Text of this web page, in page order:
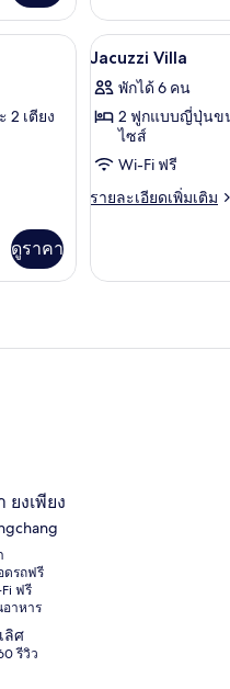
แกล
เลอ
รี
นท์
เฮา
ม, เตียงเมมโมรีโฟม, ผ้าม่านกันแสง,
เตียง
ดูราคา
เปิด
ภาพถ่าย
ทั้งหมด
ของ
Jacuzzi
Villa
17
Jacuzzi Villa
พักได้ 6 คน
2 ฟูกแบบญี่ปุ่นขน
ไซส์
Wi-Fi ฟรี
รายละเอียดเพิ่มเติม
ราย
เกี่ยว
ยองชาง
ยงเพียง
ดรถฟรี
ฟรี
อาหาร
ลิศ
รีวิว
เพียง